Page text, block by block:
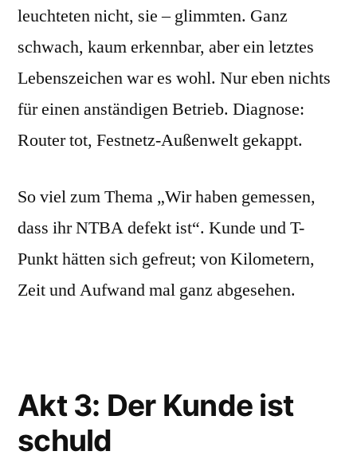
leuchteten nicht, sie – glimmten. Ganz
schwach, kaum erkennbar, aber ein letztes
Lebenszeichen war es wohl. Nur eben nichts
für einen anständigen Betrieb. Diagnose:
Router tot, Festnetz-Außenwelt gekappt.
So viel zum Thema „Wir haben gemessen,
dass ihr NTBA defekt ist“. Kunde und T-
Punkt hätten sich gefreut; von Kilometern,
Zeit und Aufwand mal ganz abgesehen.
Akt 3: Der Kunde ist
schuld